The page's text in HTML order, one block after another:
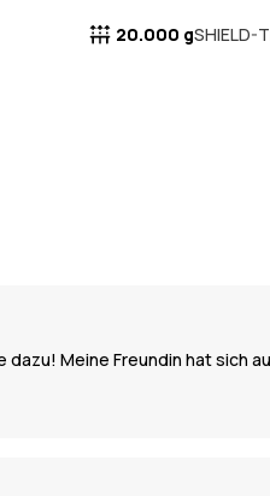
20.000 gSHIELD-
Meine Freundin hat sich